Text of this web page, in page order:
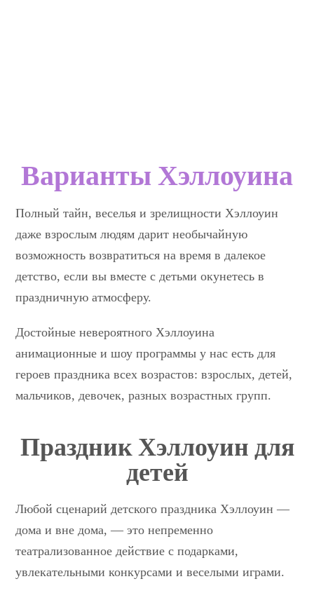
Варианты Хэллоуина
Полный тайн, веселья и зрелищности Хэллоуин
даже взрослым людям дарит необычайную
возможность возвратиться на время в далекое
детство, если вы вместе с детьми окунетесь в
праздничную атмосферу.
Достойные невероятного Хэллоуина
анимационные и шоу программы у нас есть для
героев праздника всех возрастов: взрослых, детей,
мальчиков, девочек, разных возрастных групп.
Праздник Хэллоуин для
детей
Любой сценарий детского праздника Хэллоуин —
дома и вне дома, — это непременно
театрализованное действие с подарками,
увлекательными конкурсами и веселыми играми.